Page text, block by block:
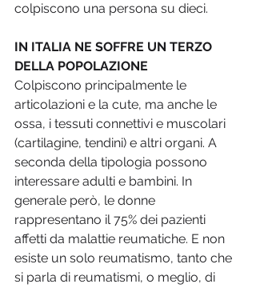
colpiscono una persona su dieci.
IN ITALIA NE SOFFRE UN TERZO
DELLA POPOLAZIONE
Colpiscono principalmente le
articolazioni e la cute, ma anche le
ossa, i tessuti connettivi e muscolari
(cartilagine, tendini) e altri organi. A
seconda della tipologia possono
interessare adulti e bambini. In
generale però, le donne
rappresentano il 75% dei pazienti
affetti da malattie reumatiche. E non
esiste un solo reumatismo, tanto che
si parla di reumatismi, o meglio, di